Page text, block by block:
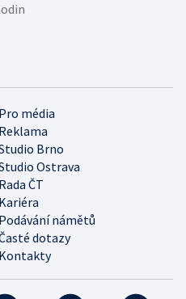
Pro média
Reklama
Brno
Ostrava
Rada ČT
Kariéra
Podávání námětů
dotazy
Kontakty